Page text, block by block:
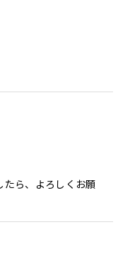
たら、よろしくお願